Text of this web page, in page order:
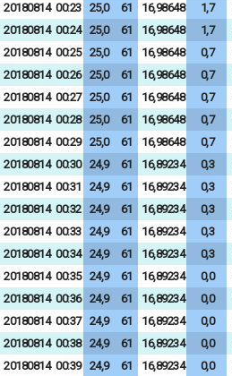
20180814 00:23 25,0 61 16,98648 1,7
20180814 00:24 25,0 61 16,98648 1,7
20180814 00:25 25,0 61 16,98648 0,7
20180814 00:26 25,0 61 16,98648 0,7
20180814 00:27 25,0 61 16,98648 0,7
20180814 00:28 25,0 61 16,98648 0,7
20180814 00:29 25,0 61 16,98648 0,7
20180814 00:30 24,9 61 16,89234 0,3
20180814 00:31 24,9 61 16,89234 0,3
20180814 00:32 24,9 61 16,89234 0,3
20180814 00:33 24,9 61 16,89234 0,3
20180814 00:34 24,9 61 16,89234 0,3
20180814 00:35 24,9 61 16,89234 0,0
20180814 00:36 24,9 61 16,89234 0,0
20180814 00:37 24,9 61 16,89234 0,0
20180814 00:38 24,9 61 16,89234 0,0
20180814 00:39 24,9 61 16,89234 0,0